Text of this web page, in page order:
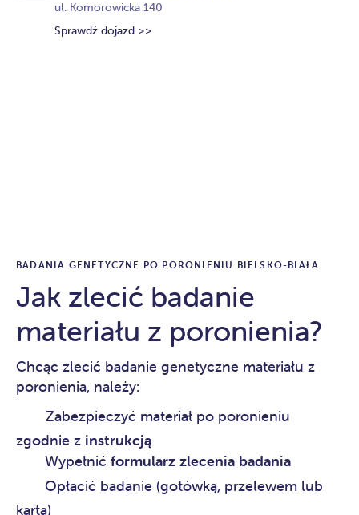
ul. Komorowicka 140
Sprawdź dojazd >>
BADANIA GENETYCZNE PO PORONIENIU BIELSKO-BIAŁA
Jak zlecić badanie
materiału z poronienia?
Chcąc zlecić badanie genetyczne materiału z
poronienia, należy:
Zabezpieczyć materiał po poronieniu
zgodnie z instrukcją
Wypełnić formularz zlecenia badania
Opłacić badanie (gotówką, przelewem lub
kartą)